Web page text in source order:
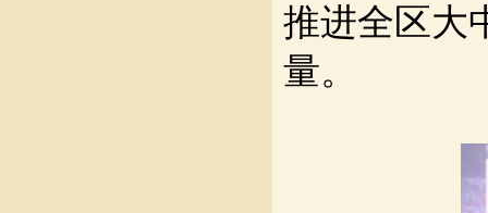
推进全区大
量。